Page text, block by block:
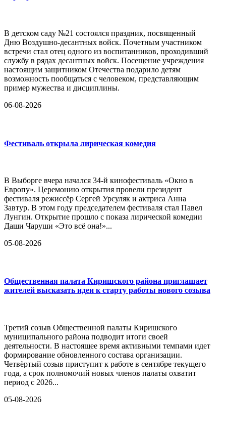
В детском саду №21 состоялся праздник, посвященный
Дню Воздушно-десантных войск. Почетным участником
встречи стал отец одного из воспитанников, проходивший
службу в рядах десантных войск. Посещение учреждения
настоящим защитником Отечества подарило детям
возможность пообщаться с человеком, представляющим
пример мужества и дисциплины.
06-08-2026
Фестиваль открыла лирическая комедия
В Выборге вчера начался 34-й кинофестиваль «Окно в
Европу». Церемонию открытия провели президент
фестиваля режиссёр Сергей Урсуляк и актриса Анна
Завтур. В этом году председателем фестиваля стал Павел
Лунгин. Открытие прошло с показа лирической комедии
Даши Чаруши «Это всё она!»...
05-08-2026
Общественная палата Киришского района приглашает
жителей высказать идеи к старту работы нового созыва
Третий созыв Общественной палаты Киришского
муниципального района подводит итоги своей
деятельности. В настоящее время активными темпами идет
формирование обновленного состава организации.
Четвёртый созыв приступит к работе в сентябре текущего
года, а срок полномочий новых членов палаты охватит
период с 2026...
05-08-2026